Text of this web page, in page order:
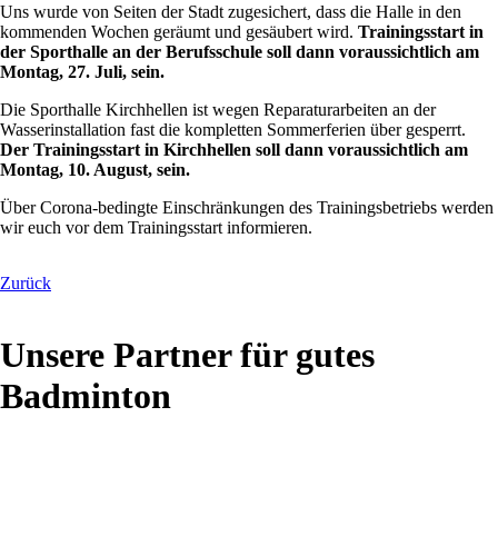
Uns wurde von Seiten der Stadt zugesichert, dass die Halle in den
kommenden Wochen geräumt und gesäubert wird. Trainingsstart in
der Sporthalle an der Berufsschule soll dann voraussichtlich am
Montag, 27. Juli, sein.
Die Sporthalle Kirchhellen ist wegen Reparaturarbeiten an der
Wasserinstallation fast die kompletten Sommerferien über gesperrt.
Der Trainingsstart in Kirchhellen soll dann voraussichtlich am
Montag, 10. August, sein.
Über Corona-bedingte Einschränkungen des Trainingsbetriebs werden
wir euch vor dem Trainingsstart informieren.
Zurück
Unsere Partner für gutes
Badminton